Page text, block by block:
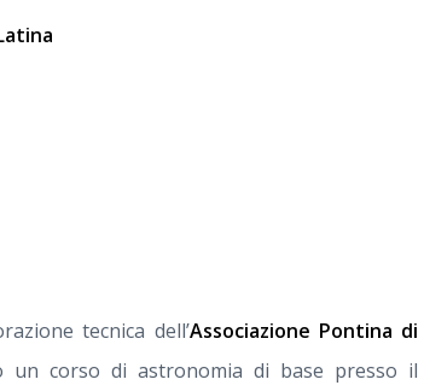
tecnica dell’Associazione Pontina di
un corso di astronomia di base presso il